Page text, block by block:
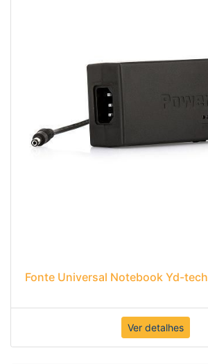
Fonte Universal Notebook Yd-tech
Ver detalhes